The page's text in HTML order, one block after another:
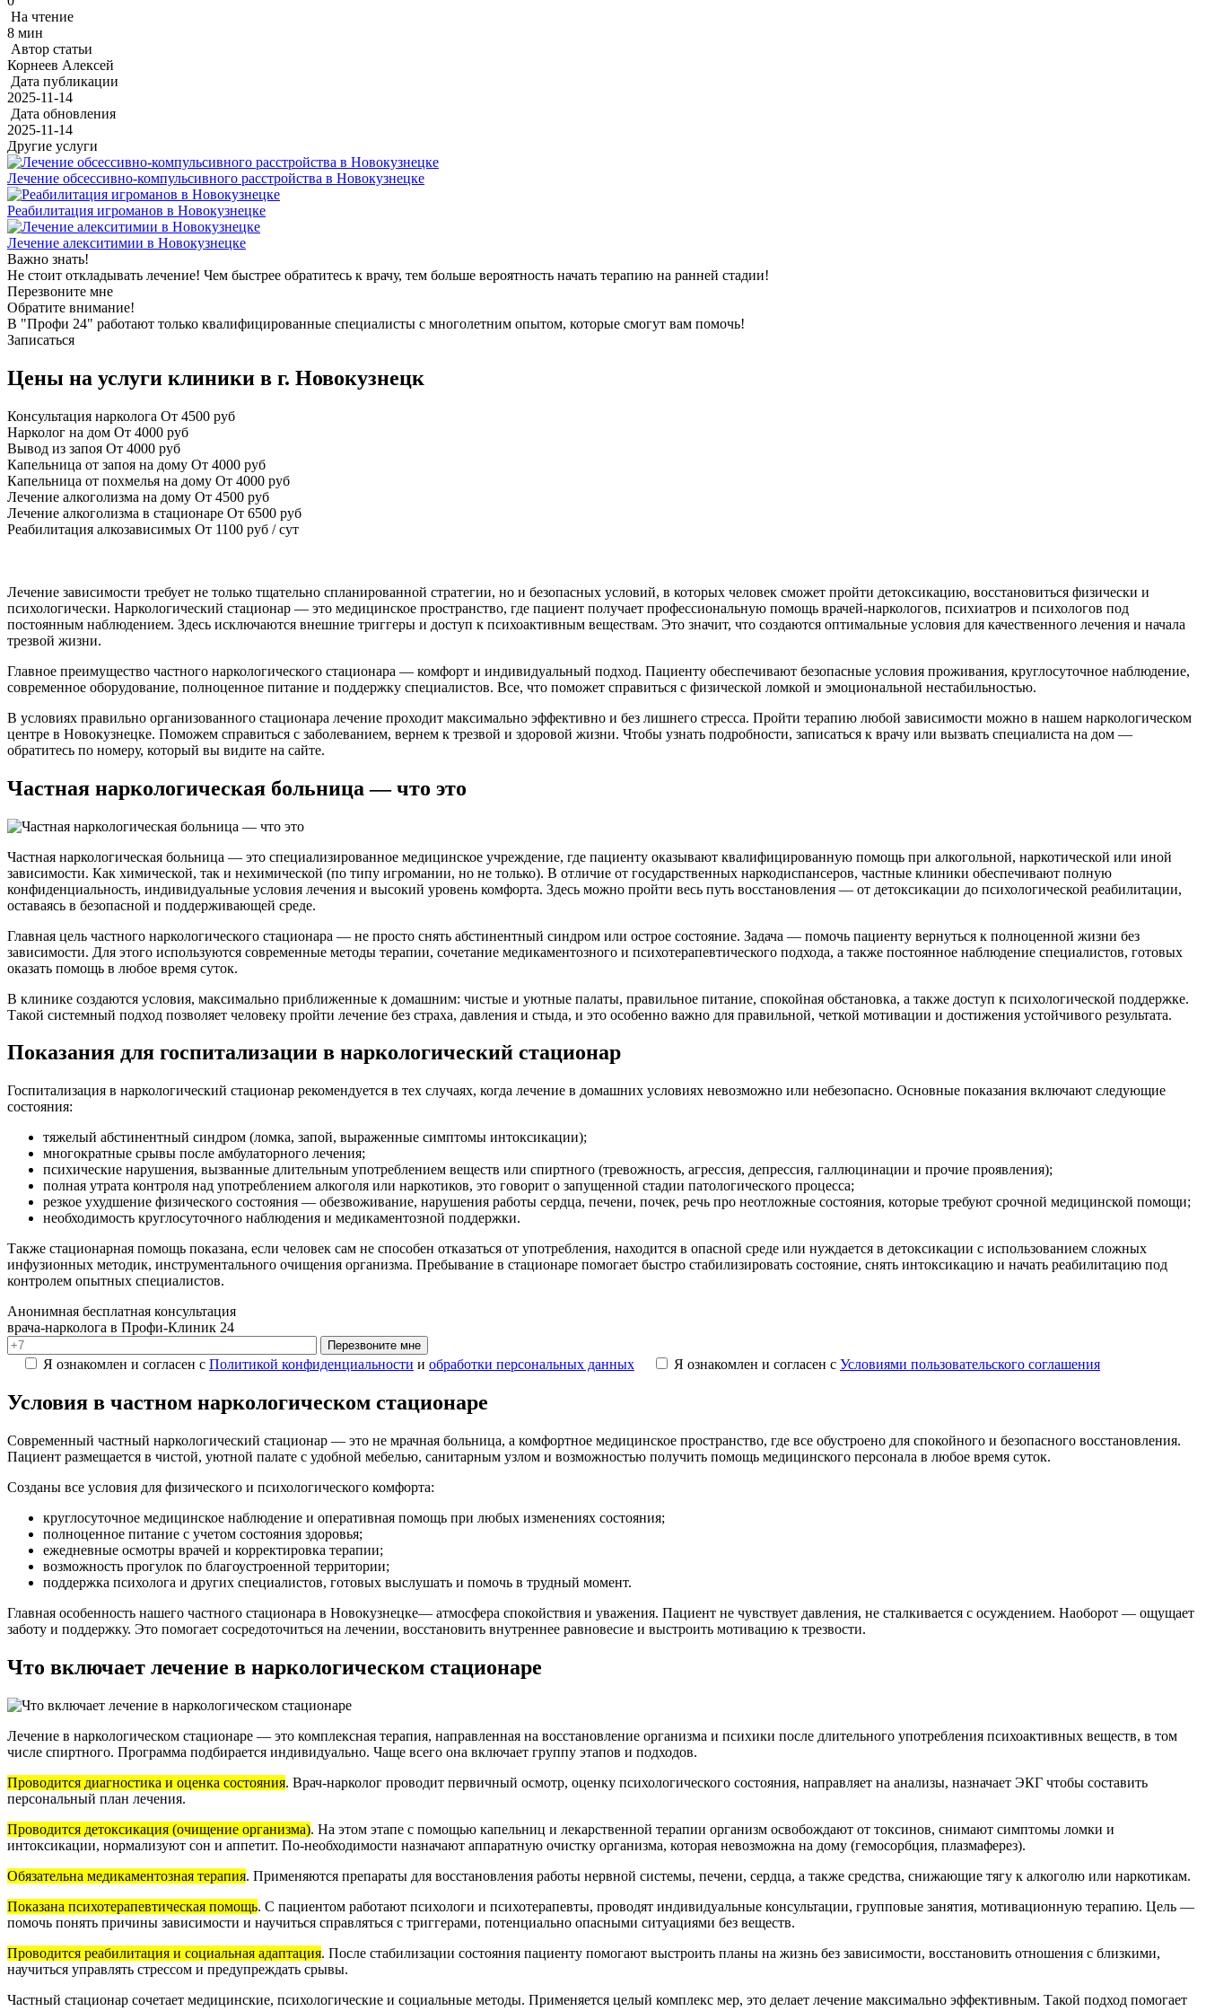
На чтение
8 мин
Автор статьи
Корнеев Алексей
Дата публикации
2025-11-14
Дата обновления
2025-11-14
Другие услуги
Лечение обсессивно-компульсивного расстройства в Новокузнецке
Реабилитация игроманов в Новокузнецке
Лечение алекситимии в Новокузнецке
Важно знать!
Не стоит откладывать лечение! Чем быстрее обратитесь к врачу, тем больше вероятность начать терапию на ранней стадии!
Перезвоните мне
Обратите внимание!
В "Профи 24" работают только квалифицированные специалисты с многолетним опытом, которые смогут вам помочь!
Записаться
Цены на услуги клиники в г. Новокузнецк
Консультация нарколога От 4500 руб
Нарколог на дом От 4000 руб
Вывод из запоя От 4000 руб
Капельница от запоя на дому От 4000 руб
Капельница от похмелья на дому От 4000 руб
Лечение алкоголизма на дому От 4500 руб
Лечение алкоголизма в стационаре От 6500 руб
Реабилитация алкозависимых От 1100 руб / сут
Лечение зависимости требует не только тщательно спланированной стратегии, но и безопасных условий, в которых человек сможет пройти детоксикацию, восстановиться физически и
психологически. Наркологический стационар — это медицинское пространство, где пациент получает профессиональную помощь врачей-наркологов, психиатров и психологов под
постоянным наблюдением. Здесь исключаются внешние триггеры и доступ к психоактивным веществам. Это значит, что создаются оптимальные условия для качественного лечения и начала
трезвой жизни.
Главное преимущество частного наркологического стационара — комфорт и индивидуальный подход. Пациенту обеспечивают безопасные условия проживания, круглосуточное наблюдение,
современное оборудование, полноценное питание и поддержку специалистов. Все, что поможет справиться с физической ломкой и эмоциональной нестабильностью.
В условиях правильно организованного стационара лечение проходит максимально эффективно и без лишнего стресса. Пройти терапию любой зависимости можно в нашем наркологическом
центре в Новокузнецке. Поможем справиться с заболеванием, вернем к трезвой и здоровой жизни. Чтобы узнать подробности, записаться к врачу или вызвать специалиста на дом —
обратитесь по номеру, который вы видите на сайте.
Частная наркологическая больница — что это
Частная наркологическая больница — это специализированное медицинское учреждение, где пациенту оказывают квалифицированную помощь при алкогольной, наркотической или иной
зависимости. Как химической, так и нехимической (по типу игромании, но не только). В отличие от государственных наркодиспансеров, частные клиники обеспечивают полную
конфиденциальность, индивидуальные условия лечения и высокий уровень комфорта. Здесь можно пройти весь путь восстановления — от детоксикации до психологической реабилитации,
оставаясь в безопасной и поддерживающей среде.
Главная цель частного наркологического стационара — не просто снять абстинентный синдром или острое состояние. Задача — помочь пациенту вернуться к полноценной жизни без
зависимости. Для этого используются современные методы терапии, сочетание медикаментозного и психотерапевтического подхода, а также постоянное наблюдение специалистов, готовых
оказать помощь в любое время суток.
В клинике создаются условия, максимально приближенные к домашним: чистые и уютные палаты, правильное питание, спокойная обстановка, а также доступ к психологической поддержке.
Такой системный подход позволяет человеку пройти лечение без страха, давления и стыда, и это особенно важно для правильной, четкой мотивации и достижения устойчивого результата.
Показания для госпитализации в наркологический стационар
Госпитализация в наркологический стационар рекомендуется в тех случаях, когда лечение в домашних условиях невозможно или небезопасно. Основные показания включают следующие
состояния:
тяжелый абстинентный синдром (ломка, запой, выраженные симптомы интоксикации);
многократные срывы после амбулаторного лечения;
психические нарушения, вызванные длительным употреблением веществ или спиртного (тревожность, агрессия, депрессия, галлюцинации и прочие проявления);
полная утрата контроля над употреблением алкоголя или наркотиков, это говорит о запущенной стадии патологического процесса;
резкое ухудшение физического состояния — обезвоживание, нарушения работы сердца, печени, почек, речь про неотложные состояния, которые требуют срочной медицинской помощи;
необходимость круглосуточного наблюдения и медикаментозной поддержки.
Также стационарная помощь показана, если человек сам не способен отказаться от употребления, находится в опасной среде или нуждается в детоксикации с использованием сложных
инфузионных методик, инструментального очищения организма. Пребывание в стационаре помогает быстро стабилизировать состояние, снять интоксикацию и начать реабилитацию под
контролем опытных специалистов.
Анонимная бесплатная консультация
врача-нарколога в Профи-Клиник 24
Перезвоните мне
Я ознакомлен и согласен с Политикой конфиденциальности и обработки персональных данных Я ознакомлен и согласен с Условиями пользовательского соглашения
Условия в частном наркологическом стационаре
Современный частный наркологический стационар — это не мрачная больница, а комфортное медицинское пространство, где все обустроено для спокойного и безопасного восстановления.
Пациент размещается в чистой, уютной палате с удобной мебелью, санитарным узлом и возможностью получить помощь медицинского персонала в любое время суток.
Созданы все условия для физического и психологического комфорта:
круглосуточное медицинское наблюдение и оперативная помощь при любых изменениях состояния;
полноценное питание с учетом состояния здоровья;
ежедневные осмотры врачей и корректировка терапии;
возможность прогулок по благоустроенной территории;
поддержка психолога и других специалистов, готовых выслушать и помочь в трудный момент.
Главная особенность нашего частного стационара в Новокузнецке— атмосфера спокойствия и уважения. Пациент не чувствует давления, не сталкивается с осуждением. Наоборот — ощущает
заботу и поддержку. Это помогает сосредоточиться на лечении, восстановить внутреннее равновесие и выстроить мотивацию к трезвости.
Что включает лечение в наркологическом стационаре
Лечение в наркологическом стационаре — это комплексная терапия, направленная на восстановление организма и психики после длительного употребления психоактивных веществ, в том
числе спиртного. Программа подбирается индивидуально. Чаще всего она включает группу этапов и подходов.
Проводится диагностика и оценка состояния. Врач-нарколог проводит первичный осмотр, оценку психологического состояния, направляет на анализы, назначает ЭКГ чтобы составить
персональный план лечения.
Проводится детоксикация (очищение организма). На этом этапе с помощью капельниц и лекарственной терапии организм освобождают от токсинов, снимают симптомы ломки и
интоксикации, нормализуют сон и аппетит. По-необходимости назначают аппаратную очистку организма, которая невозможна на дому (гемосорбция, плазмаферез).
Обязательна медикаментозная терапия. Применяются препараты для восстановления работы нервной системы, печени, сердца, а также средства, снижающие тягу к алкоголю или наркотикам.
Показана психотерапевтическая помощь. С пациентом работают психологи и психотерапевты, проводят индивидуальные консультации, групповые занятия, мотивационную терапию. Цель —
помочь понять причины зависимости и научиться справляться с триггерами, потенциально опасными ситуациями без веществ.
Проводится реабилитация и социальная адаптация. После стабилизации состояния пациенту помогают выстроить планы на жизнь без зависимости, восстановить отношения с близкими,
научиться управлять стрессом и предупреждать срывы.
Частный стационар сочетает медицинские, психологические и социальные методы. Применяется целый комплекс мер, это делает лечение максимально эффективным. Такой подход помогает